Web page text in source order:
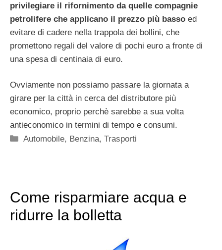
privilegiare il rifornimento da quelle compagnie
petrolifere che applicano il prezzo più basso ed
evitare di cadere nella trappola dei bollini, che
promettono regali del valore di pochi euro a fronte di
una spesa di centinaia di euro.
Ovviamente non possiamo passare la giornata a
girare per la città in cerca del distributore più
economico, proprio perchè sarebbe a sua volta
antieconomico in termini di tempo e consumi.
Categorie
Automobile, Benzina,Trasporti
Come risparmiare acqua e
ridurre la bolletta